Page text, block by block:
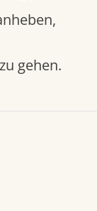
gehen.